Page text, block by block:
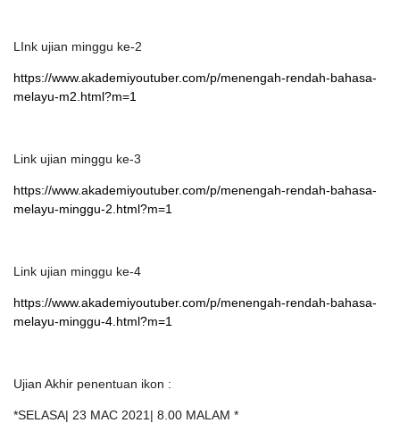
LInk ujian minggu ke-2
https://www.akademiyoutuber.com/p/menengah-rendah-bahasa-
melayu-m2.html?m=1
Link ujian minggu ke-3
https://www.akademiyoutuber.com/p/menengah-rendah-bahasa-
melayu-minggu-2.html?m=1
Link ujian minggu ke-4
https://www.akademiyoutuber.com/p/menengah-rendah-bahasa-
melayu-minggu-4.html?m=1
Ujian Akhir penentuan ikon :
*SELASA| 23 MAC 2021| 8.00 MALAM *